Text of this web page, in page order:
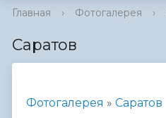
Главная › Фотогалерея ›
Саратов
Фотогалерея » Саратов